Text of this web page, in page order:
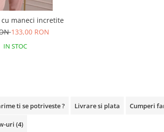
cu maneci incretite
133,00 RON
IN STOC
ti se potriveste ? Livrare si plata Cumperi
uri (4)